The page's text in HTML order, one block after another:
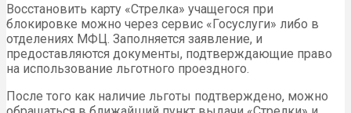
Восстановить карту «Стрелка» учащегося при
блокировке можно через сервис «Госуслуги» либо в
отделениях МФЦ. Заполняется заявление, и
предоставляются документы, подтверждающие право
на использование льготного проездного.
После того как наличие льготы подтверждено, можно